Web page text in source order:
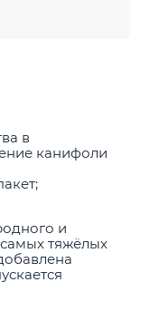
в
канифоли
и
тяжёлых